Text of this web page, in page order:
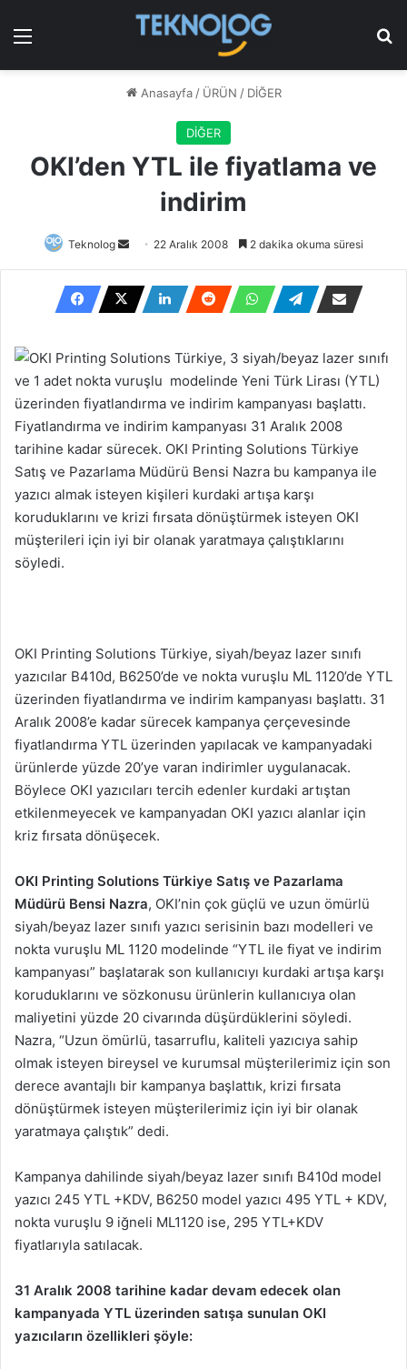
Menü
Anasayfa / ÜRÜN / DİĞER
DİĞER
OKI’den YTL ile fiyatlama ve
indirim
Teknolog
Bir
posta
göndermek
22 Aralık 2008 2 dakika okuma süresi
OKI Printing Solutions Türkiye, 3 siyah/beyaz lazer sınıfı
ve 1 adet nokta vuruşlu modelinde Yeni Türk Lirası (YTL)
üzerinden fiyatlandırma ve indirim kampanyası başlattı.
Fiyatlandırma ve indirim kampanyası 31 Aralık 2008
tarihine kadar sürecek. OKI Printing Solutions Türkiye
Satış ve Pazarlama Müdürü Bensi Nazra bu kampanya ile
yazıcı almak isteyen kişileri kurdaki artışa karşı
koruduklarını ve krizi fırsata dönüştürmek isteyen OKI
müşterileri için iyi bir olanak yaratmaya çalıştıklarını
söyledi.
OKI Printing Solutions Türkiye, siyah/beyaz lazer sınıfı
yazıcılar B410d, B6250’de ve nokta vuruşlu ML 1120’de YTL
üzerinden fiyatlandırma ve indirim kampanyası başlattı. 31
Aralık 2008’e kadar sürecek kampanya çerçevesinde
fiyatlandırma YTL üzerinden yapılacak ve kampanyadaki
ürünlerde yüzde 20’ye varan indirimler uygulanacak.
Böylece OKI yazıcıları tercih edenler kurdaki artıştan
etkilenmeyecek ve kampanyadan OKI yazıcı alanlar için
kriz fırsata dönüşecek.
OKI Printing Solutions Türkiye Satış ve Pazarlama
Müdürü Bensi Nazra, OKI’nin çok güçlü ve uzun ömürlü
siyah/beyaz lazer sınıfı yazıcı serisinin bazı modelleri ve
nokta vuruşlu ML 1120 modelinde “YTL ile fiyat ve indirim
kampanyası” başlatarak son kullanıcıyı kurdaki artışa karşı
koruduklarını ve sözkonusu ürünlerin kullanıcıya olan
maliyetini yüzde 20 civarında düşürdüklerini söyledi.
Nazra, “Uzun ömürlü, tasarruflu, kaliteli yazıcıya sahip
olmak isteyen bireysel ve kurumsal müşterilerimiz için son
derece avantajlı bir kampanya başlattık, krizi fırsata
dönüştürmek isteyen müşterilerimiz için iyi bir olanak
yaratmaya çalıştık” dedi.
Kampanya dahilinde siyah/beyaz lazer sınıfı B410d model
yazıcı 245 YTL +KDV, B6250 model yazıcı 495 YTL + KDV,
nokta vuruşlu 9 iğneli ML1120 ise, 295 YTL+KDV
fiyatlarıyla satılacak.
31 Aralık 2008 tarihine kadar devam edecek olan
kampanyada YTL üzerinden satışa sunulan OKI
yazıcıların özellikleri şöyle: